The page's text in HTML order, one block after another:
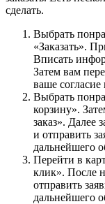
сделать.
Выбрать
«Заказать».
Вписать
Затем вам
ваше
Выбрать
корзину».
заказ». Далее
и отправить
дальнейшего
Перейти в
клик». После
отправить
дальнейшего